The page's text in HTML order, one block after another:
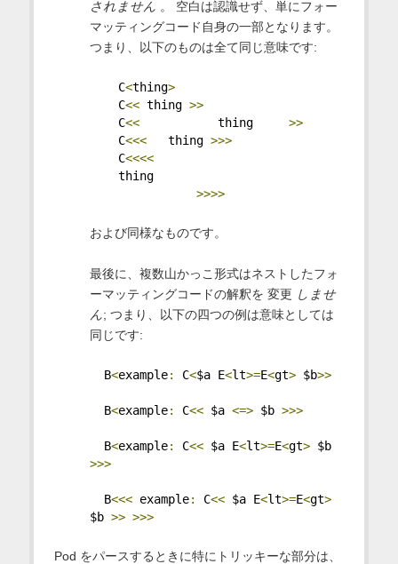
されません 。 空白は認識せず、単にフォー
マッティングコード自身の一部となります。
つまり、以下のものは全て同じ意味です:
C<thing>
C<< thing >>
C<< thing >>
C<<< thing >>>
C<<<<
thing
>>>>
および同様なものです。
最後に、複数山かっこ形式はネストしたフォ
ーマッティングコードの解釈を 変更 しませ
ん; つまり、以下の四つの例は意味としては
同じです:
B<example: C<$a E<lt>=E<gt> $b>>
B<example: C<< $a <=> $b >>>
B<example: C<< $a E<lt>=E<gt>
$b
>>>
B<<< example: C<< $a E<lt>=E<gt>
$b >> >>>
Pod をパースするときに特にトリッキーな部分は、